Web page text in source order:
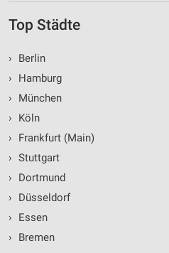
Top Städte
›
Berlin
›
Hamburg
›
München
›
Köln
›
Frankfurt (Main)
› Stuttgart
›
Dortmund
›
Düsseldorf
›
Essen
›
Bremen